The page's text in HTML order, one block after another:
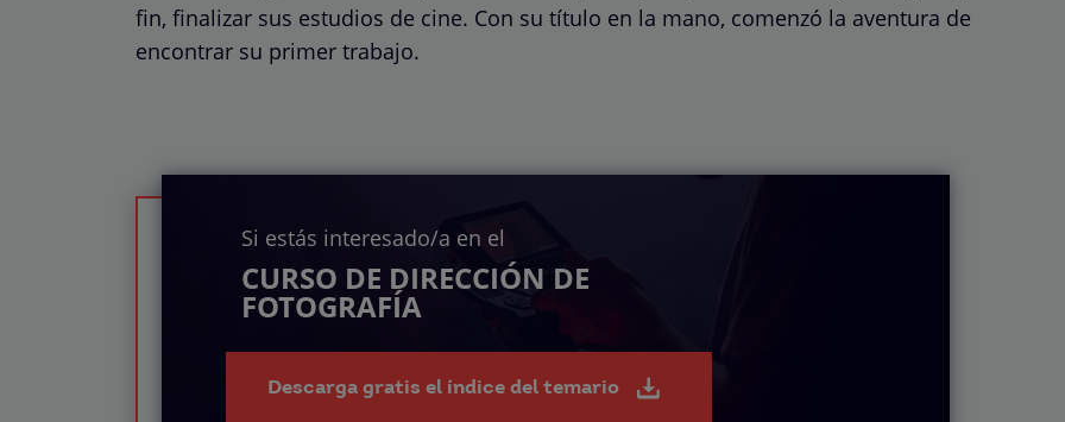
fin, finalizar sus estudios de cine. Con su título en la mano, comenzó la aventura de
encontrar su primer trabajo.
Si estás interesado/a en el
CURSO DE DIRECCIÓN DE
FOTOGRAFÍA
Descarga gratis el índice del temario